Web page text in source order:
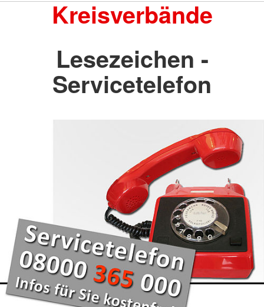
Kreisverbände
Lesezeichen -
Servicetelefon